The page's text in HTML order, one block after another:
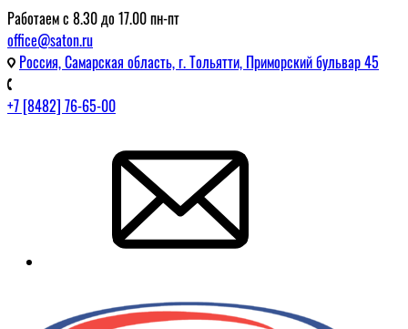
Работаем с 8.30 до 17.00 пн-пт
office@saton.ru
Россия, Самарская область, г. Тольятти, Приморский бульвар 45
+7 [8482] 76-65-00